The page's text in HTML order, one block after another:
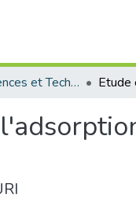
CEDoc en Sciences et Techniques et Sciences Médicales (CED - STSM)